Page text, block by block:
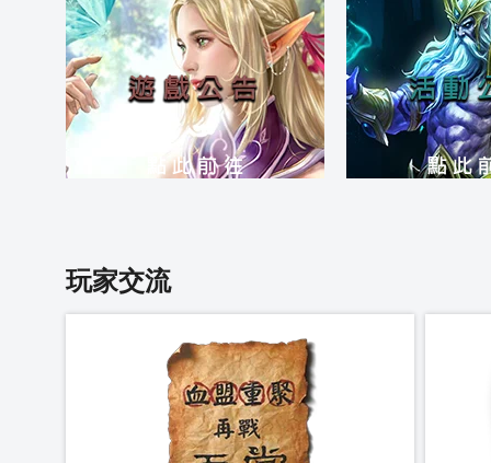
活動公告 【血盟排行】活動截止
活動公告 【測試服新年活動公告】虎年活動
玩家交流